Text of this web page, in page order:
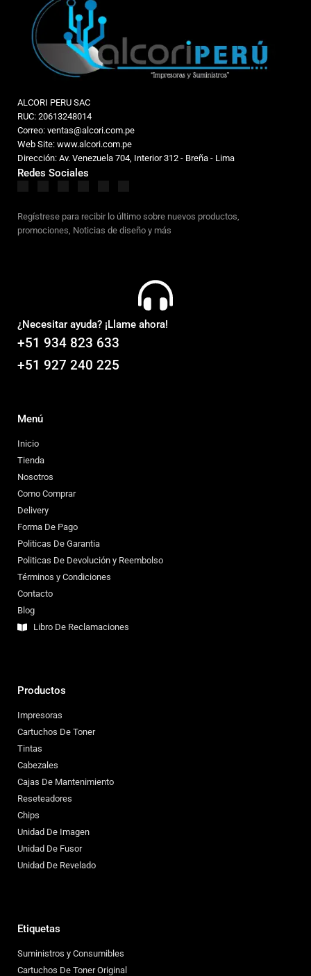
ALCORI PERU SAC
RUC: 20613248014
Correo: ventas@alcori.com.pe
Web Site: www.alcori.com.pe
Dirección: Av. Venezuela 704, Interior 312 - Breña - Lima
Redes Sociales
Regístrese para recibir lo último sobre nuevos productos,
promociones, Noticias de diseño y más
¿Necesitar ayuda? ¡Llame ahora!
+51 934 823 633
+51 927 240 225
Menú
Inicio
Tienda
Nosotros
Como Comprar
Delivery
Forma De Pago
Politicas De Garantia
Politicas De Devolución y Reembolso
Términos y Condiciones
Contacto
Blog
Libro De Reclamaciones
Productos
Impresoras
Cartuchos De Toner
Tintas
Cabezales
Cajas De Mantenimiento
Reseteadores
Chips
Unidad De Imagen
Unidad De Fusor
Unidad De Revelado
Etiquetas
Suministros y Consumibles
Cartuchos De Toner Original